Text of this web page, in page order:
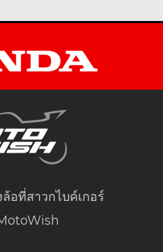
ล้อที่สาวกไบค์เกอร์